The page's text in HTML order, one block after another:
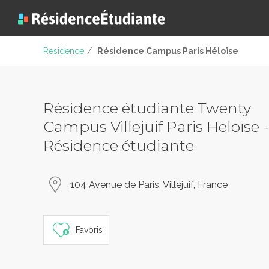
Residence / Résidence Campus Paris Héloïse
Résidence étudiante Twenty
Campus Villejuif Paris Heloïse -
Résidence étudiante
104 Avenue de Paris, Villejuif, France
Favoris